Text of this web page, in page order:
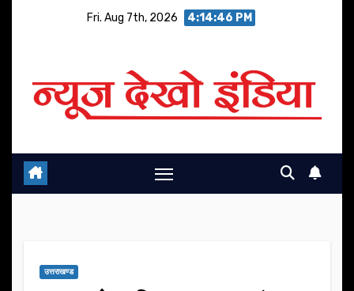
Fri. Aug 7th, 2026 4:14:47 PM
उत्तराखण्ड